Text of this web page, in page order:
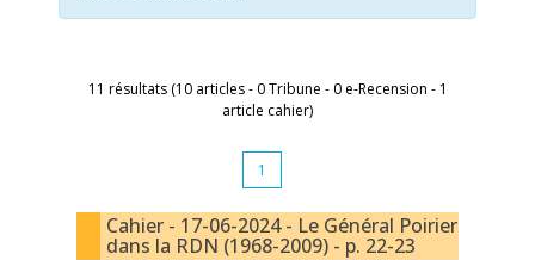
11 résultats (10 articles - 0 Tribune - 0 e-Recension - 1
article cahier)
1
Cahier - 17-06-2024 - Le Général Poirier
dans la RDN (1968-2009) - p. 22-23